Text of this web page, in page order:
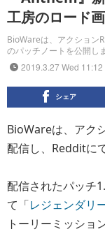
工房のロード
BioWareは、アクション
のパッチノートを公開し
2019.3.27 Wed 11:12
シェア
BioWareは、アク
配信し、Redditに
配信されたパッチ
て「レジェンダリ
トーリーミッショ